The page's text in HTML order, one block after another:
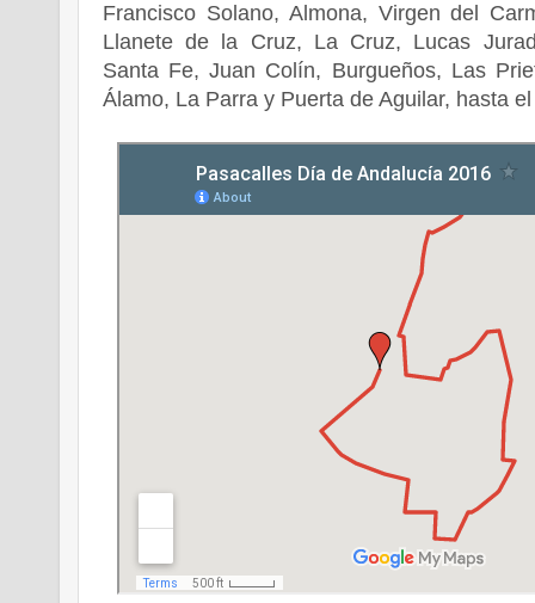
Francisco Solano, Almona, Virgen del
Llanete de la Cruz, La Cruz, Lucas
Santa Fe, Juan Colín, Burgueños, Las
Álamo, La Parra y Puerta de Aguilar, hasta